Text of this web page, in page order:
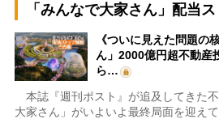
「みんなで大家さん」配当
《ついに見えた問題の
ん」2000億円超不動産
ら…
本誌『週刊ポスト』が追及してきた
大家さん」がいよいよ最終局面を迎え